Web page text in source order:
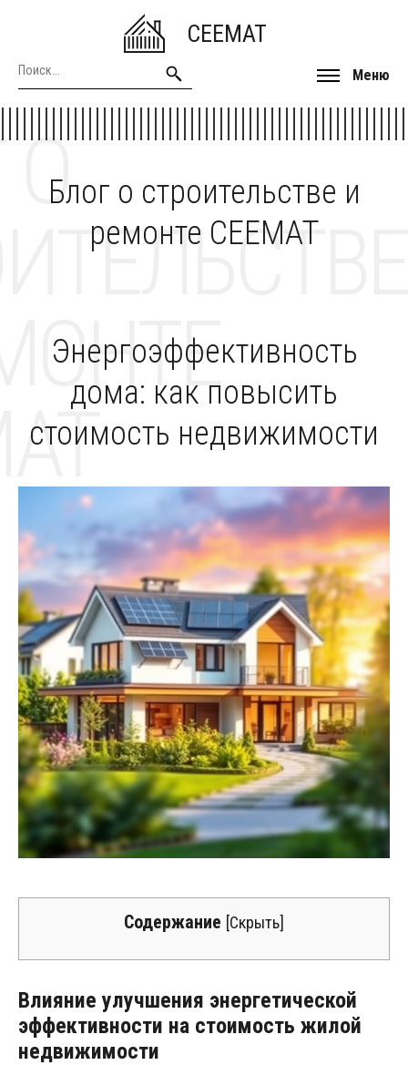
CEEMAT
Меню
Блог о строительстве и
ремонте CEEMAT
О
Энергоэффективность
дома: как повысить
стоимость недвижимости
Содержание [Скрыть]
Влияние улучшения энергетической
эффективности на стоимость жилой
недвижимости